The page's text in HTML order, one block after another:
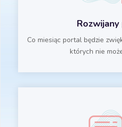
Co miesiąc portal będzie
których nie